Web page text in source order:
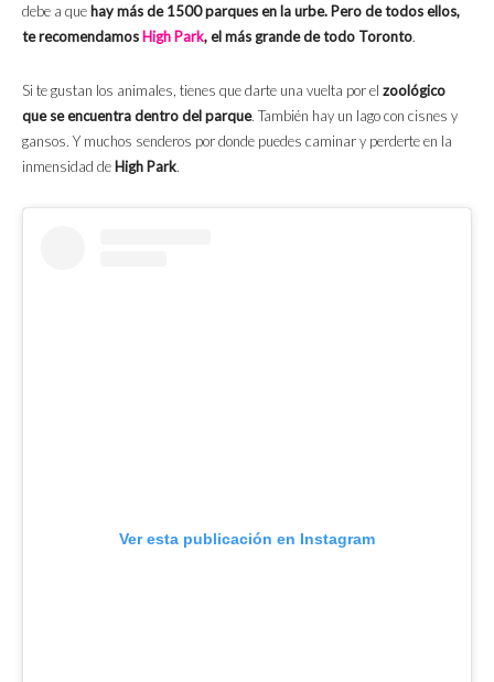
debe a que hay más de 1500 parques en la urbe. Pero de todos ellos,
te recomendamos High Park, el más grande de todo Toronto.
Si te gustan los animales, tienes que darte una vuelta por el zoológico
que se encuentra dentro del parque. También hay un lago con cisnes y
gansos. Y muchos senderos por donde puedes caminar y perderte en la
inmensidad de High Park.
Ver esta publicación en Instagram